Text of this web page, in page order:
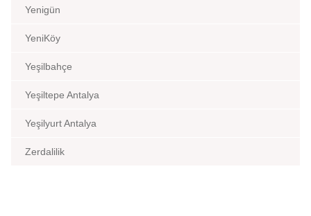
Yenigün
YeniKöy
Yeşilbahçe
Yeşiltepe Antalya
Yeşilyurt Antalya
Zerdalilik